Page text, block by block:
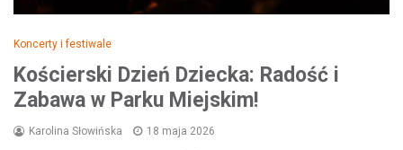
Koncerty i festiwale
Kościerski Dzień Dziecka: Radość i
Zabawa w Parku Miejskim!
Karolina Słowińska 18 maja 2026